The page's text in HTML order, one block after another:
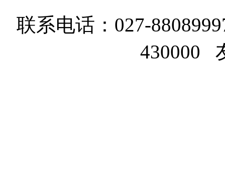
联系电话：027-
430000